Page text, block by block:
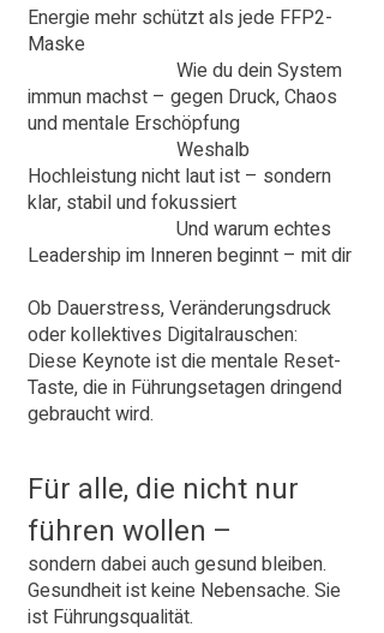
Energie mehr schützt als jede FFP2-
Maske
Wie du dein System
immun machst – gegen Druck, Chaos
und mentale Erschöpfung
Weshalb
Hochleistung nicht laut ist – sondern
klar, stabil und fokussiert
Und warum echtes
Leadership im Inneren beginnt – mit dir
Ob Dauerstress, Veränderungsdruck
oder kollektives Digitalrauschen:
Diese Keynote ist die mentale Reset-
Taste, die in Führungsetagen dringend
gebraucht wird.
Für alle, die nicht nur
führen wollen –
sondern dabei auch gesund bleiben.
Gesundheit ist keine Nebensache. Sie
ist Führungsqualität.